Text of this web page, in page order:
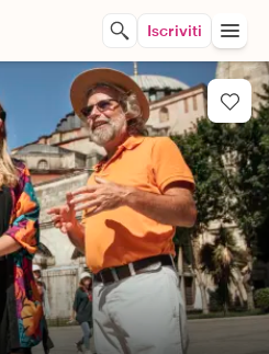
Iscriviti